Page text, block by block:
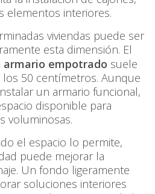
elementos interiores.
viviendas puede ser
esta dimensión. El
empotrado suele
50 centímetros. Aunque
un armario funcional,
disponible para
voluminosas.
el espacio lo permite,
puede mejorar la
Un fondo ligeramente
soluciones interiores